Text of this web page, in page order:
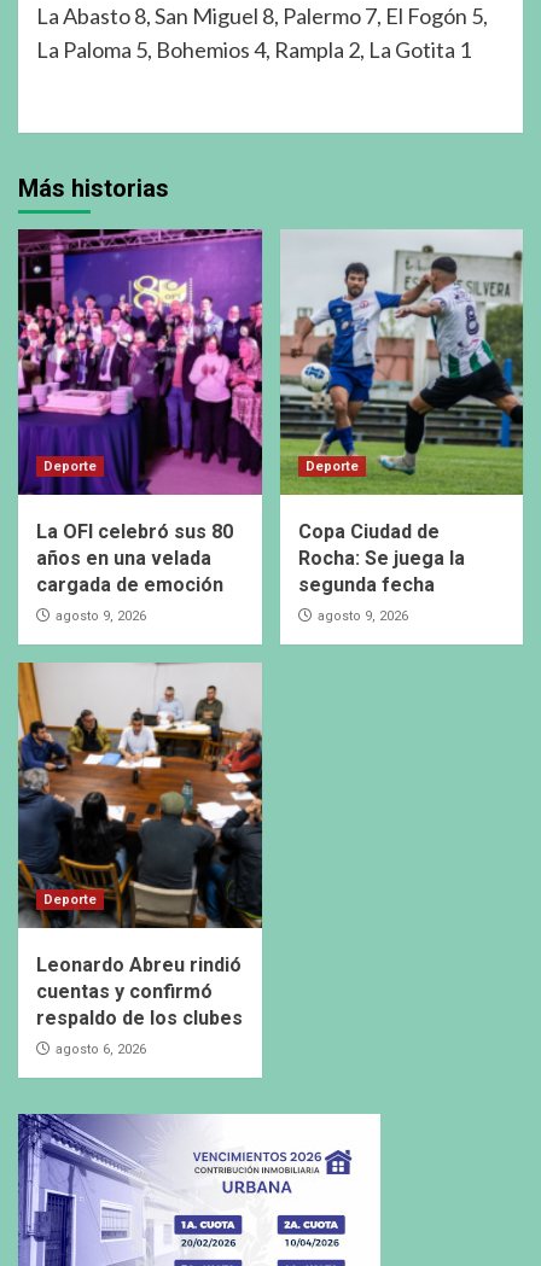
La Abasto 8, San Miguel 8, Palermo 7, El Fogón 5,
La Paloma 5, Bohemios 4, Rampla 2, La Gotita 1
Más historias
Deporte
La OFI celebró sus 80
años en una velada
cargada de emoción
agosto 9, 2026
Deporte
Copa Ciudad de
Rocha: Se juega la
segunda fecha
agosto 9, 2026
Deporte
Leonardo Abreu rindió
cuentas y confirmó
respaldo de los clubes
agosto 6, 2026